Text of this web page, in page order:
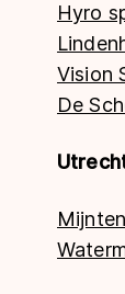
Hyro
Vision
De
Mijnten